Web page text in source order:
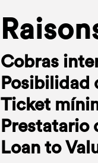
Cobras
Posibilidad
Ticket
Prestatario
Loan to